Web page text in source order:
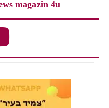
magazin 4u